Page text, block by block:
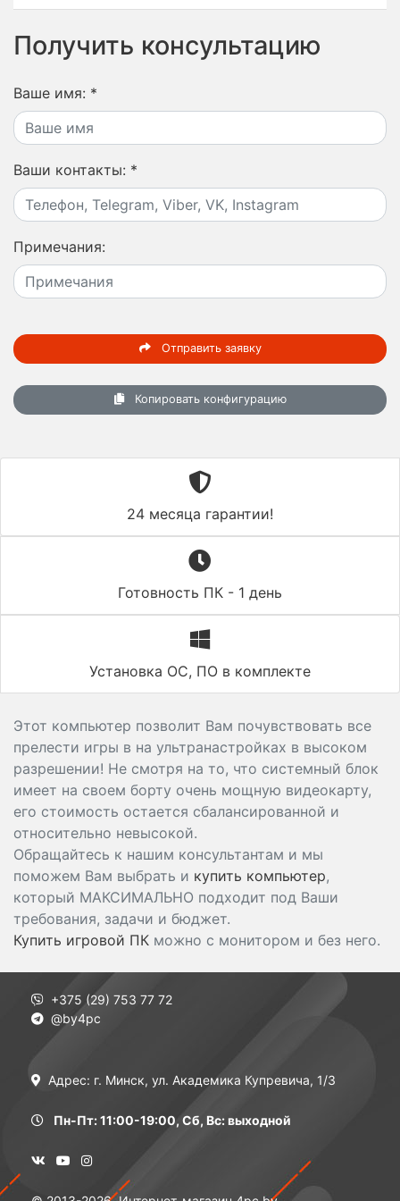
Получить консультацию
Ваше имя: *
Ваши контакты: *
Примечания:
Отправить заявку
Копировать конфигурацию
24 месяца гарантии!
Готовность ПК - 1 день
Установка ОС, ПО в комплекте
Этот компьютер позволит Вам почувствовать все
прелести игры в на ультранастройках в высоком
разрешении! Не смотря на то, что системный блок
имеет на своем борту очень мощную видеокарту,
его стоимость остается сбалансированной и
относительно невысокой.
Обращайтесь к нашим консультантам и мы
поможем Вам выбрать и купить компьютер,
который МАКСИМАЛЬНО подходит под Ваши
требования, задачи и бюджет.
Купить игровой ПК можно с монитором и без него.
+375 (29) 753 77 72
@by4pc
Адрес: г. Минск, ул. Академика Купревича, 1/3
Пн-Пт: 11:00-19:00, Сб, Вс: выходной